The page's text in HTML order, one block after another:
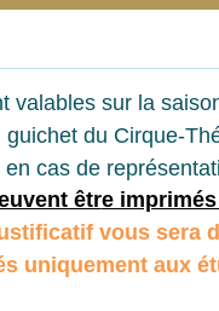
valables sur la
du Cirque-
cas de
être
vous sera
uniquement aux